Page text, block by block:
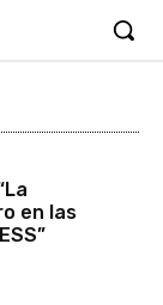
en las